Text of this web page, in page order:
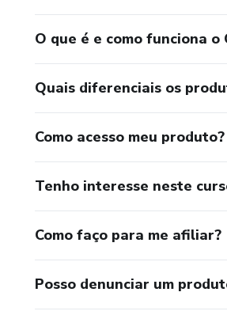
O que é e como funciona
Quais diferenciais os
Como acesso meu produto?
Tenho interesse neste
Como faço para me afiliar?
Posso denunciar um